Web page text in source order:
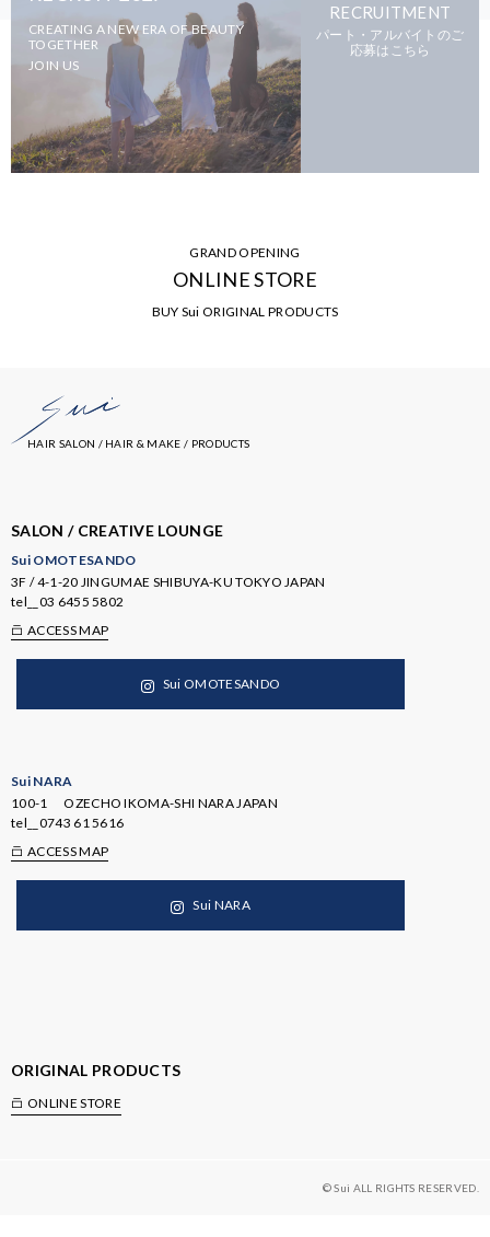
CREATING A NEW ERA OF BEAUTY
TOGETHER
JOIN US
RECRUITMENT
パート・アルバイトのご
応募はこちら
GRAND OPENING
ONLINE STORE
BUY Sui ORIGINAL PRODUCTS
HAIR SALON / HAIR & MAKE / PRODUCTS
SALON / CREATIVE LOUNGE
Sui OMOTESANDO
3F / 4-1-20 JINGUMAE SHIBUYA-KU TOKYO JAPAN
tel__ 03 6455 5802
ACCESS MAP
Sui OMOTESANDO
Sui NARA
100-1 OZECHO IKOMA-SHI NARA JAPAN
tel__ 0743 61 5616
ACCESS MAP
Sui NARA
ORIGINAL PRODUCTS
ONLINE STORE
© Sui ALL RIGHTS RESERVED.